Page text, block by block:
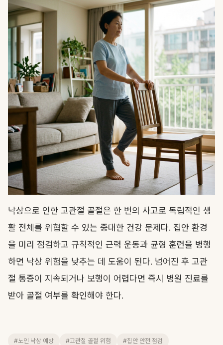
낙상으로 인한 고관절 골절은 한 번의 사고로 독립적인 생
활 전체를 위협할 수 있는 중대한 건강 문제다. 집안 환경
을 미리 점검하고 규칙적인 근력 운동과 균형 훈련을 병행
하면 낙상 위험을 낮추는 데 도움이 된다. 넘어진 후 고관
절 통증이 지속되거나 보행이 어렵다면 즉시 병원 진료를
받아 골절 여부를 확인해야 한다.
#노인 낙상 예방 #고관절 골절 위험
#집안 안전 점검